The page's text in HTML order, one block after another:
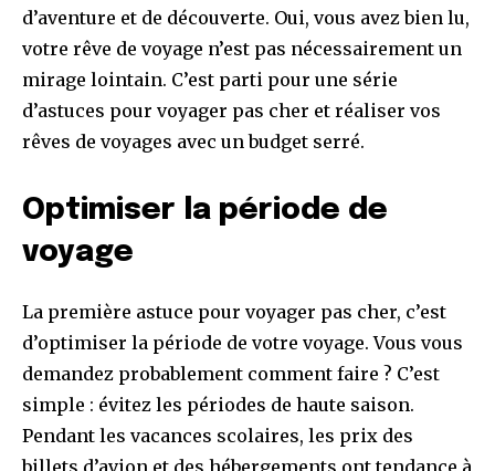
d’aventure et de découverte. Oui, vous avez bien lu,
votre rêve de voyage n’est pas nécessairement un
mirage lointain. C’est parti pour une série
d’astuces pour voyager pas cher et réaliser vos
rêves de voyages avec un budget serré.
Optimiser la période de
voyage
La première astuce pour voyager pas cher, c’est
d’optimiser la période de votre voyage. Vous vous
demandez probablement comment faire ? C’est
simple : évitez les périodes de haute saison.
Pendant les vacances scolaires, les prix des